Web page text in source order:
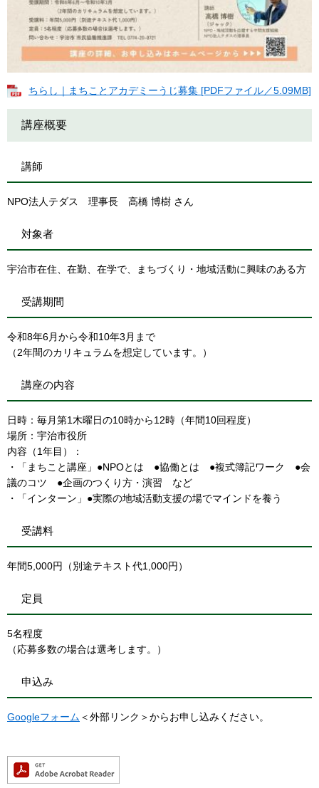
ちらし｜まちことアカデミーうじ募集 [PDFファイル／5.09MB]
講座概要
講師
NPO法人テダス 理事長 高橋 博樹 さん
対象者
宇治市在住、在勤、在学で、まちづくり・地域活動に興味のある方
受講期間
令和8年6月から令和10年3月まで
（2年間のカリキュラムを想定しています。）
講座の内容
日時：毎月第1木曜日の10時から12時（年間10回程度）
場所：宇治市役所
内容（1年目）：
・「まちこと講座」●NPOとは ●協働とは ●複式簿記ワーク ●会
議のコツ ●企画のつくり方・演習 など
・「インターン」●実際の地域活動支援の場でマインドを養う
受講料
年間5,000円（別途テキスト代1,000円）
定員
5名程度
（応募多数の場合は選考します。）
申込み
Googleフォーム ＜外部リンク＞からお申し込みください。